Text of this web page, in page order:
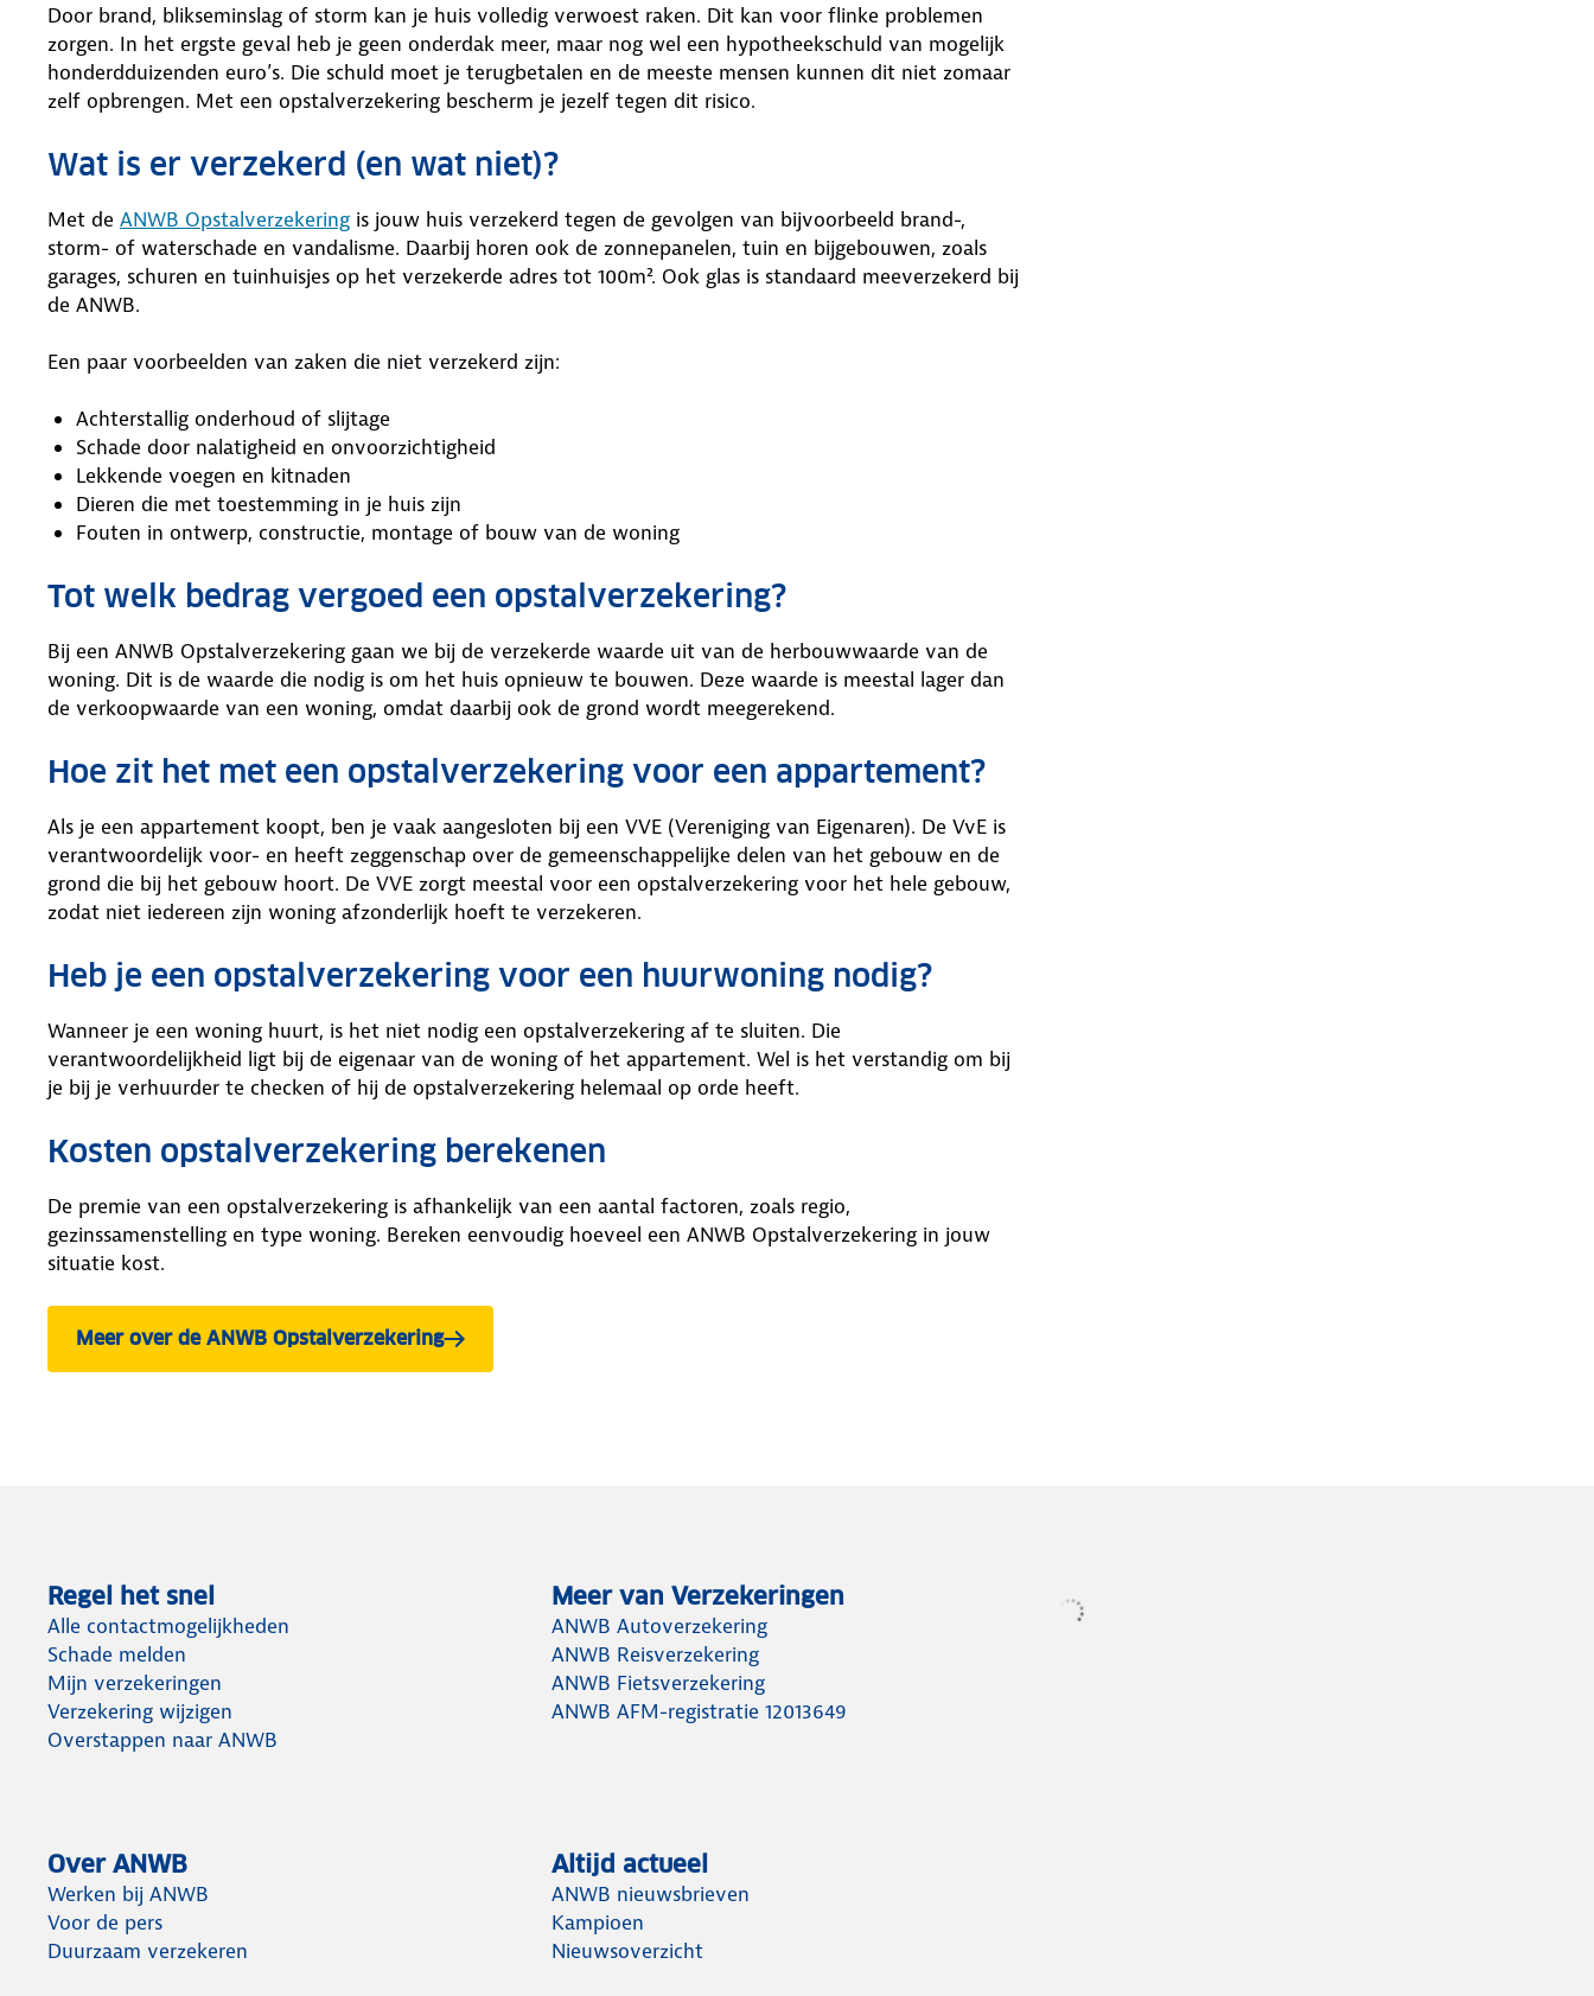
Door brand, blikseminslag of storm kan je huis volledig verwoest raken. Dit kan voor flinke problemen
zorgen. In het ergste geval heb je geen onderdak meer, maar nog wel een hypotheekschuld van mogelijk
honderdduizenden euro’s. Die schuld moet je terugbetalen en de meeste mensen kunnen dit niet zomaar
zelf opbrengen. Met een opstalverzekering bescherm je jezelf tegen dit risico.
Wat is er verzekerd (en wat niet)?
Met de ANWB Opstalverzekering is jouw huis verzekerd tegen de gevolgen van bijvoorbeeld brand-,
storm- of waterschade en vandalisme. Daarbij horen ook de zonnepanelen, tuin en bijgebouwen, zoals
garages, schuren en tuinhuisjes op het verzekerde adres tot 100m². Ook glas is standaard meeverzekerd bij
de ANWB.
Een paar voorbeelden van zaken die niet verzekerd zijn:
Achterstallig onderhoud of slijtage
Schade door nalatigheid en onvoorzichtigheid
Lekkende voegen en kitnaden
Dieren die met toestemming in je huis zijn
Fouten in ontwerp, constructie, montage of bouw van de woning
Tot welk bedrag vergoed een opstalverzekering?
Bij een ANWB Opstalverzekering gaan we bij de verzekerde waarde uit van de herbouwwaarde van de
woning. Dit is de waarde die nodig is om het huis opnieuw te bouwen. Deze waarde is meestal lager dan
de verkoopwaarde van een woning, omdat daarbij ook de grond wordt meegerekend.
Hoe zit het met een opstalverzekering voor een appartement?
Als je een appartement koopt, ben je vaak aangesloten bij een VVE (Vereniging van Eigenaren). De VvE is
verantwoordelijk voor- en heeft zeggenschap over de gemeenschappelijke delen van het gebouw en de
grond die bij het gebouw hoort. De VVE zorgt meestal voor een opstalverzekering voor het hele gebouw,
zodat niet iedereen zijn woning afzonderlijk hoeft te verzekeren.
Heb je een opstalverzekering voor een huurwoning nodig?
Wanneer je een woning huurt, is het niet nodig een opstalverzekering af te sluiten. Die
verantwoordelijkheid ligt bij de eigenaar van de woning of het appartement. Wel is het verstandig om bij
je bij je verhuurder te checken of hij de opstalverzekering helemaal op orde heeft.
Kosten opstalverzekering berekenen
De premie van een opstalverzekering is afhankelijk van een aantal factoren, zoals regio,
gezinssamenstelling en type woning. Bereken eenvoudig hoeveel een ANWB Opstalverzekering in jouw
situatie kost.
Meer over de ANWB Opstalverzekering
bekijken.
Regel het snel
Alle contactmogelijkheden
Schade melden
Mijn verzekeringen
Verzekering wijzigen
Overstappen naar ANWB
Meer van Verzekeringen
ANWB Autoverzekering
ANWB Reisverzekering
ANWB Fietsverzekering
ANWB AFM-registratie 12013649
Over ANWB
Werken bij ANWB
Voor de pers
Duurzaam verzekeren
Altijd actueel
ANWB nieuwsbrieven
Kampioen
Nieuwsoverzicht